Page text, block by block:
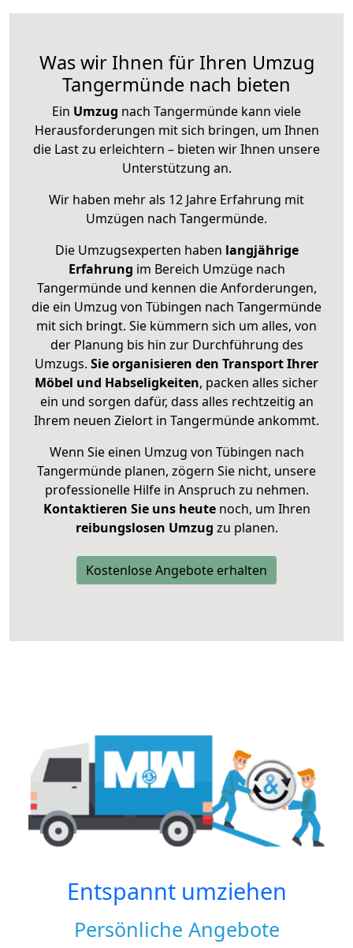
Was wir Ihnen für Ihren Umzug
Tangermünde nach bieten
Ein Umzug nach Tangermünde kann viele
Herausforderungen mit sich bringen, um Ihnen
die Last zu erleichtern – bieten wir Ihnen unsere
Unterstützung an.
Wir haben mehr als 12 Jahre Erfahrung mit
Umzügen nach Tangermünde.
Die Umzugsexperten haben langjährige
Erfahrung im Bereich Umzüge nach
Tangermünde und kennen die Anforderungen,
die ein Umzug von Tübingen nach Tangermünde
mit sich bringt. Sie kümmern sich um alles, von
der Planung bis hin zur Durchführung des
Umzugs. Sie organisieren den Transport Ihrer
Möbel und Habseligkeiten, packen alles sicher
ein und sorgen dafür, dass alles rechtzeitig an
Ihrem neuen Zielort in Tangermünde ankommt.
Wenn Sie einen Umzug von Tübingen nach
Tangermünde planen, zögern Sie nicht, unsere
professionelle Hilfe in Anspruch zu nehmen.
Kontaktieren Sie uns heutenoch, um Ihren
reibungslosen Umzug zu planen.
Kostenlose Angebote erhalten
Entspannt umziehen
Persönliche Angebote